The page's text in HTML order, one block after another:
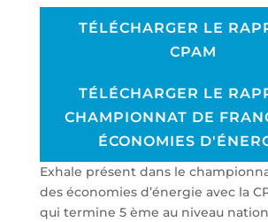
TÉLÉCHARGER LE
CPAM
TÉLÉCHARGER LE
CHAMPIONNAT DE
ÉCONOMIES
Exhale présent dans le
des économies d’énergie avec la
qui termine 5 ème au niveau